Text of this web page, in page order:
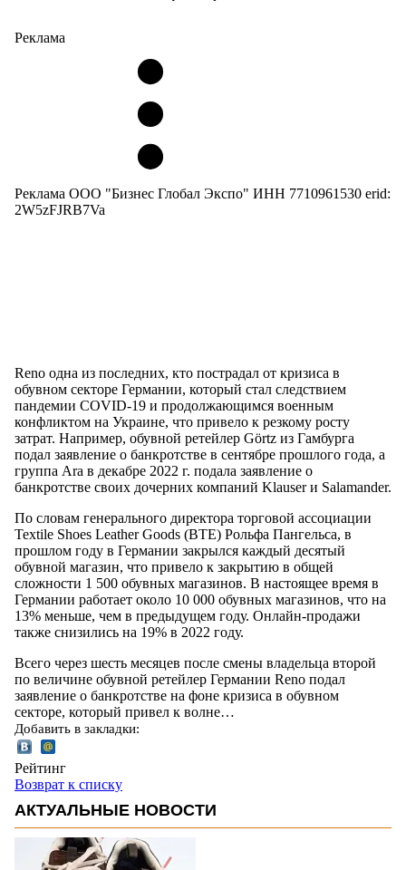
Реклама
Реклама ООО "Бизнес Глобал Экспо" ИНН 7710961530 erid:
2W5zFJRB7Va
Reno одна из последних, кто пострадал от кризиса в
обувном секторе Германии, который стал следствием
пандемии COVID-19 и продолжающимся военным
конфликтом на Украине, что привело к резкому росту
затрат. Например, обувной ретейлер Görtz из Гамбурга
подал заявление о банкротстве в сентябре прошлого года, а
группа Ara в декабре 2022 г. подала заявление о
банкротстве своих дочерних компаний Klauser и Salamander.
По словам генерального директора торговой ассоциации
Textile Shoes Leather Goods (BTE) Рольфа Пангельса, в
прошлом году в Германии закрылся каждый десятый
обувной магазин, что привело к закрытию в общей
сложности 1 500 обувных магазинов. В настоящее время в
Германии работает около 10 000 обувных магазинов, что на
13% меньше, чем в предыдущем году. Онлайн-продажи
также снизились на 19% в 2022 году.
Всего через шесть месяцев после смены владельца второй
по величине обувной ретейлер Германии Reno подал
заявление о банкротстве на фоне кризиса в обувном
секторе, который привел к волне…
Добавить в закладки:
Рейтинг
Возврат к списку
АКТУАЛЬНЫЕ НОВОСТИ